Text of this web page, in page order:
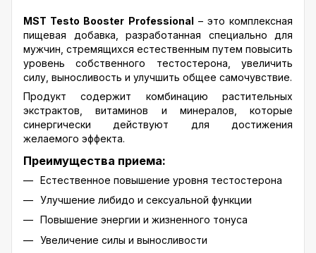
MST Testo Booster Professional – это комплексная
пищевая добавка, разработанная специально для
мужчин, стремящихся естественным путем повысить
уровень собственного тестостерона, увеличить
силу, выносливость и улучшить общее самочувствие.
Продукт содержит комбинацию растительных
экстрактов, витаминов и минералов, которые
синергически действуют для достижения
желаемого эффекта.
Преимущества приема:
Естественное повышение уровня тестостерона
Улучшение либидо и сексуальной функции
Повышение энергии и жизненного тонуса
Увеличение силы и выносливости